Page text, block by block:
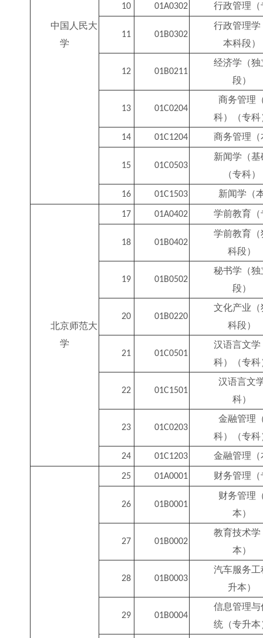
中国人民大
学
10 01A0302 行政管理（
11 01B0302
行政管理学
本科段）
12 01B0211
经济学（独
段）
13 01C0204
商务管理
科）（专科
14 01C1204 商务管理（
15 01C0503
新闻学（基
（专科）
16 01C1503 新闻学（
北京师范大
学
17 01A0402 学前教育（
18 01B0402
学前教育（
科段）
19 01B0502
秘书学（独
段）
20 01B0220
文化产业（
科段）
21 01C0501
汉语言文学
科）（专科
22 01C1501
汉语言文
科）
23 01C0203
金融管理
科）（专科
24 01C1203 金融管理（
25 01A0001 财务管理（
26 01B0001
财务管理
本）
27 01B0002
教育技术学
本）
28 01B0003
汽车服务工
升本）
29 01B0004
信息管理与
统（专升本